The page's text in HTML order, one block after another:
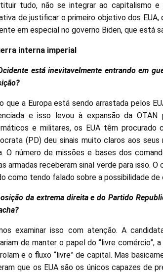
tudo, não se integrar ao capitalismo
de justificar o primeiro objetivo dos EUA,
em especial no governo Biden, que está
interna imperial
está inevitavelmente entrando em
que a Europa está sendo arrastada pelos
e isso levou à expansão da
e militares, os EUA têm
(PD) deu sinais muito claros aos
O número de missões e bases dos
armadas receberam sinal verde para isso.
como tendo falado sobre a possibilidade de
da extrema direita e do Partido
examinar isso com atenção. A
de manter o papel do “livre comércio”,
e o fluxo “livre” de capital. Mas
que os EUA são os únicos capazes de